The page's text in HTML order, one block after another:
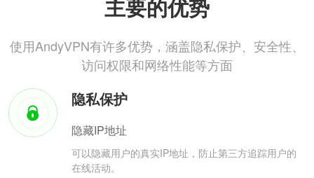
主要的优势
使用AndyVPN有许多优势，涵盖隐私保护、安全性、
访问权限和网络性能等方面
隐私保护
隐藏IP地址
可以隐藏用户的真实IP地址，防止第三方追踪用户的
在线活动。